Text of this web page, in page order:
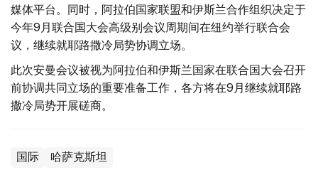
媒体平台。同时，阿拉伯国家联盟和伊斯兰合作组织决定于
今年9月联合国大会高级别会议周期间在纽约举行联合会
议，继续就耶路撒冷局势协调立场。
此次安曼会议被视为阿拉伯和伊斯兰国家在联合国大会召开
前协调共同立场的重要准备工作，各方将在9月继续就耶路
撒冷局势开展磋商。
国际 哈萨克斯坦